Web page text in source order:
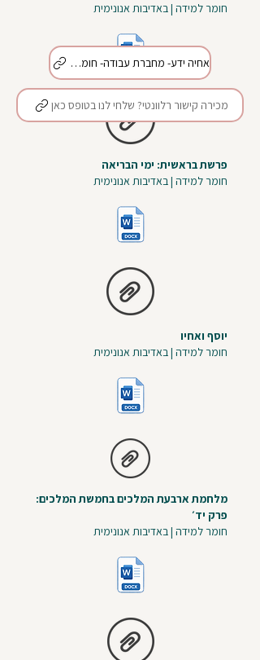
חומר למידה | באדיבות אנונימית
פרשת בראשית: ימי הבריאה
חומר למידה | באדיבות אנונימית
יוסף ואחיו
חומר למידה | באדיבות אנונימית
מלחמת ארבעת המלכים בחמשת המלכים:
פרק יד׳
חומר למידה | באדיבות אנונימית
אחיה ידע- מחברת עבודה- חומש בראשית
מכירה קישור רלוונטי? שלחי לנו בטופס כאן